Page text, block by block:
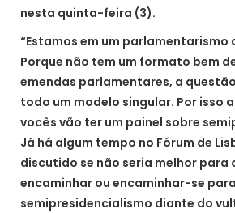
nesta quinta-feira (3).
“Estamos em um parlamentarismo
Porque não tem um formato bem
emendas parlamentares, a
todo um modelo singular. Por isso
vocês vão ter um painel sobre
Já há algum tempo no Fórum de
discutido se não seria melhor para
encaminhar ou encaminhar-se
semipresidencialismo diante do